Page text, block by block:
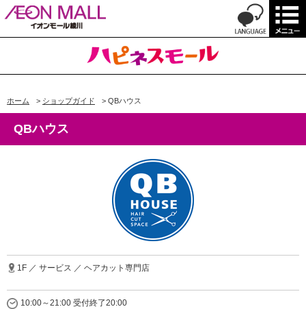
ホーム > ショップガイド > QBハウス
QBハウス
1F ／ サービス ／ ヘアカット専門店
10:00～21:00 受付終了20:00